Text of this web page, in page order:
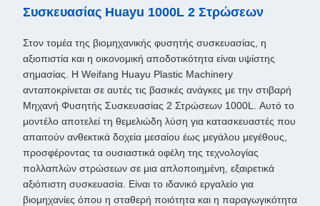
Συσκευασίας Huayu 1000L 2 Στρώσεων
Στον τομέα της βιομηχανικής φυσητής συσκευασίας, η
αξιοπιστία και η οικονομική αποδοτικότητα είναι υψίστης
σημασίας. Η Weifang Huayu Plastic Machinery
ανταποκρίνεται σε αυτές τις βασικές ανάγκες με την στιβαρή
Μηχανή Φυσητής Συσκευασίας 2 Στρώσεων 1000L. Αυτό το
μοντέλο αποτελεί τη θεμελιώδη λύση για κατασκευαστές που
απαιτούν ανθεκτικά δοχεία μεσαίου έως μεγάλου μεγέθους,
προσφέροντας τα ουσιαστικά οφέλη της τεχνολογίας
πολλαπλών στρώσεων σε μια απλοποιημένη, εξαιρετικά
αξιόπιστη συσκευασία. Είναι το ιδανικό εργαλείο για
βιομηχανίες όπου η σταθερή ποιότητα και η παραγωγικότητα